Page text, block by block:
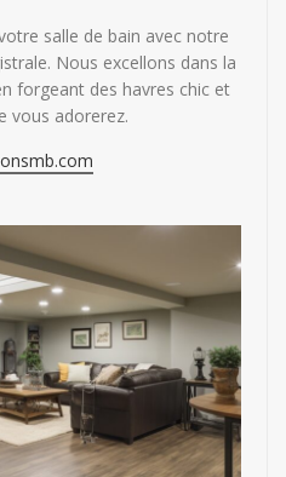
salle de bain avec notre
Nous excellons dans la
forgeant des havres chic et
vous adorerez.